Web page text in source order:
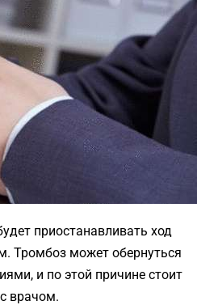
приостанавливать ход
Тромбоз может обернуться
и по этой причине стоит
врачом.